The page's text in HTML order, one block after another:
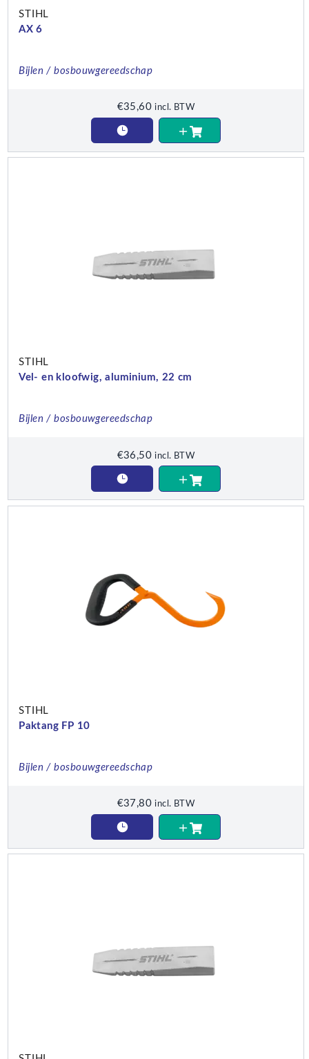
STIHL
AX 6
Bijlen / bosbouwgereedschap
€35,60 incl. BTW
STIHL
Vel- en kloofwig, aluminium, 22 cm
Bijlen / bosbouwgereedschap
€36,50 incl. BTW
STIHL
Paktang FP 10
Bijlen / bosbouwgereedschap
€37,80 incl. BTW